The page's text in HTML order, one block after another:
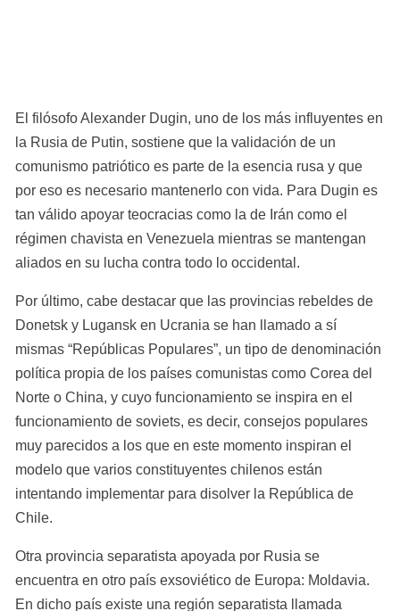
El filósofo Alexander Dugin, uno de los más influyentes en
la Rusia de Putin, sostiene que la validación de un
comunismo patriótico es parte de la esencia rusa y que
por eso es necesario mantenerlo con vida. Para Dugin es
tan válido apoyar teocracias como la de Irán como el
régimen chavista en Venezuela mientras se mantengan
aliados en su lucha contra todo lo occidental.
Por último, cabe destacar que las provincias rebeldes de
Donetsk y Lugansk en Ucrania se han llamado a sí
mismas “Repúblicas Populares”, un tipo de denominación
política propia de los países comunistas como Corea del
Norte o China, y cuyo funcionamiento se inspira en el
funcionamiento de soviets, es decir, consejos populares
muy parecidos a los que en este momento inspiran el
modelo que varios constituyentes chilenos están
intentando implementar para disolver la República de
Chile.
Otra provincia separatista apoyada por Rusia se
encuentra en otro país exsoviético de Europa: Moldavia.
En dicho país existe una región separatista llamada